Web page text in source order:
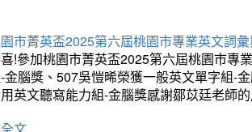
市菁英盃2025第六屆桃園市專業英文詞
!參加桃園市菁英盃2025第六屆桃園市專
金腦獎、507吳愷晞榮獲一般英文單字組-
英文聽寫能力組-金腦獎感謝鄒苡廷老師